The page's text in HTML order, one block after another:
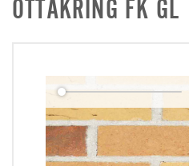
OTTAKRING FK GL